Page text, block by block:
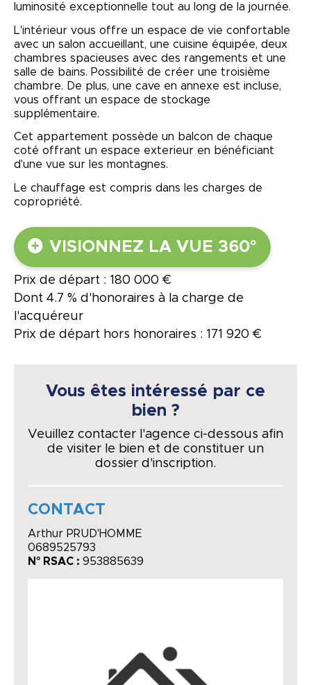
luminosité exceptionnelle tout au long de la journée.
L'intérieur vous offre un espace de vie confortable
avec un salon accueillant, une cuisine équipée, deux
chambres spacieuses avec des rangements et une
salle de bains. Possibilité de créer une troisième
chambre. De plus, une cave en annexe est incluse,
vous offrant un espace de stockage
supplémentaire.
Cet appartement possède un balcon de chaque
coté offrant un espace exterieur en bénéficiant
d'une vue sur les montagnes.
Le chauffage est compris dans les charges de
copropriété.
VISIONNEZ LA VUE 360°
Prix de départ : 180 000 €
Dont 4.7 % d'honoraires à la charge de
l'acquéreur
Prix de départ hors honoraires : 171 920 €
Vous êtes intéressé par ce
bien ?
Veuillez contacter l'agence ci-dessous afin
de visiter le bien et de constituer un
dossier d'inscription.
CONTACT
Arthur PRUD'HOMME
0689525793
N° RSAC : 953885639